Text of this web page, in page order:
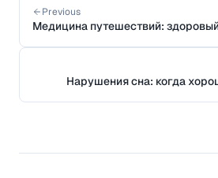
Previous
Медицина путешествий:
Нарушения сна: когда